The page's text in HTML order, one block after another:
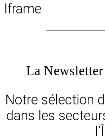
Iframe
La
Notre sélection
dans les